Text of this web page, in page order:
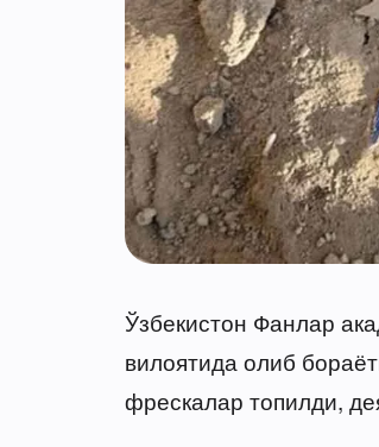
Ўзбекистон Фанлар
вилоятида олиб
фрескалар топилди,